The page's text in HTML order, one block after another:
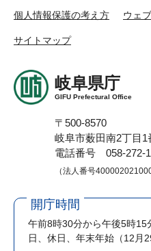
個人情報保護の考え方 ウェ
サイトマップ
岐阜県庁
GIFU Prefectural Office
〒500-8570
岐阜市薮田南2丁目1
電話番号 058-272-
（法人番号
開庁時間
午前8時30分から午後5時15
日、休日、年末年始（12月